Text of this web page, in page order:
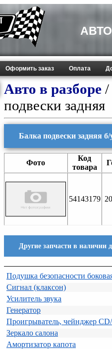
Оформить заказ Оплата
Авто в разборе /
подвески задняя
Балка подвески задняя
Фото
Код
товара
54143179
Другие запчасти в наличии
Подушка безопасности
Сигнал (клаксон)
Усилитель звука
Генератор
Проигрыватель, чейнджер
Зеркало салона
Амортизатор капота